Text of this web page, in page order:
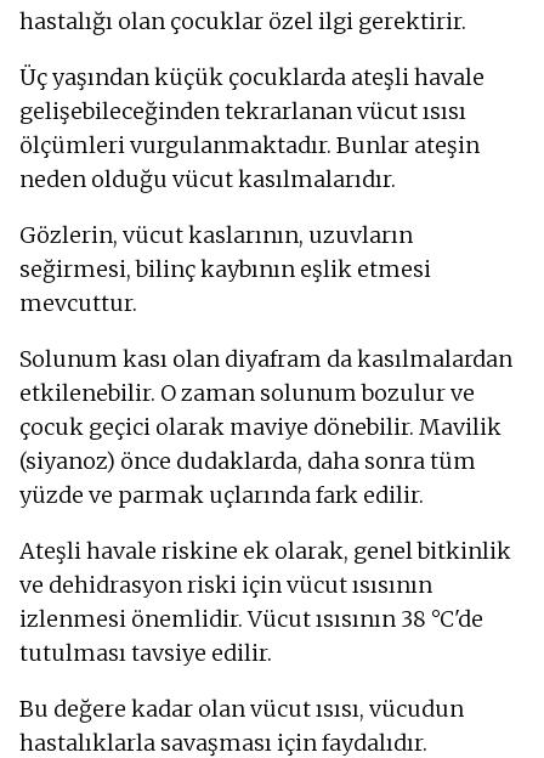
hastalığı olan çocuklar özel ilgi gerektirir.
Üç yaşından küçük çocuklarda ateşli havale
gelişebileceğinden tekrarlanan vücut ısısı
ölçümleri vurgulanmaktadır. Bunlar ateşin
neden olduğu vücut kasılmalarıdır.
Gözlerin, vücut kaslarının, uzuvların
seğirmesi, bilinç kaybının eşlik etmesi
mevcuttur.
Solunum kası olan diyafram da kasılmalardan
etkilenebilir. O zaman solunum bozulur ve
çocuk geçici olarak maviye dönebilir. Mavilik
(siyanoz) önce dudaklarda, daha sonra tüm
yüzde ve parmak uçlarında fark edilir.
Ateşli havale riskine ek olarak, genel bitkinlik
ve dehidrasyon riski için vücut ısısının
izlenmesi önemlidir. Vücut ısısının 38 °C'de
tutulması tavsiye edilir.
Bu değere kadar olan vücut ısısı, vücudun
hastalıklarla savaşması için faydalıdır.